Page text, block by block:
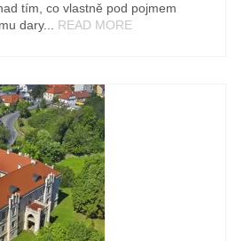
tím, co vlastně pod pojmem
dary... READ MORE